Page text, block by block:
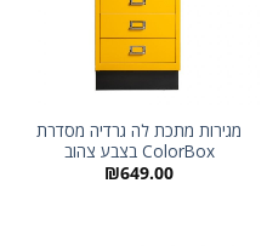
מגירות מתכת לה גרדיה מסדרת
ColorBox בצבע צהוב
₪649.00